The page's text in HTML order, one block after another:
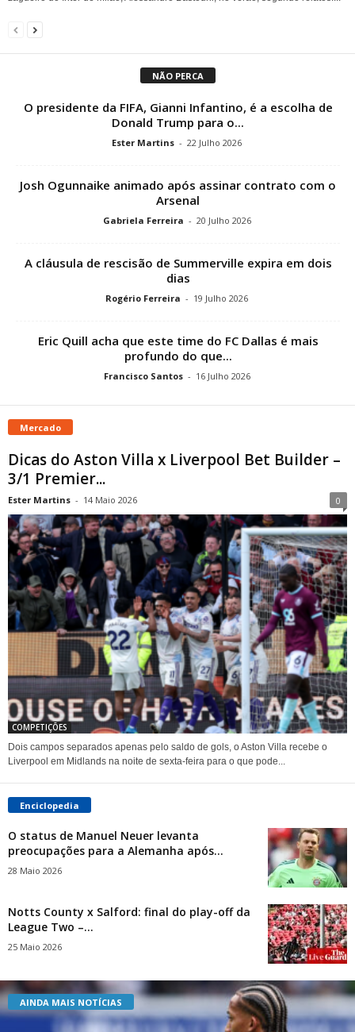
NÃO PERCA
O presidente da FIFA, Gianni Infantino, é a escolha de
Donald Trump para o...
Ester Martins - 22 Julho 2026
Josh Ogunnaike animado após assinar contrato com o
Arsenal
Gabriela Ferreira - 20 Julho 2026
A cláusula de rescisão de Summerville expira em dois
dias
Rogério Ferreira - 19 Julho 2026
Eric Quill acha que este time do FC Dallas é mais
profundo do que...
Francisco Santos - 16 Julho 2026
Mercado
Dicas do Aston Villa x Liverpool Bet Builder –
3/1 Premier...
Ester Martins - 14 Maio 2026 0
COMPETIÇÕES
Dois campos separados apenas pelo saldo de gols, o Aston Villa recebe o
Liverpool em Midlands na noite de sexta-feira para o que pode...
Enciclopedia
O status de Manuel Neuer levanta
preocupações para a Alemanha após...
28 Maio 2026
Notts County x Salford: final do play-off da
League Two –...
25 Maio 2026
AINDA MAIS NOTÍCIAS